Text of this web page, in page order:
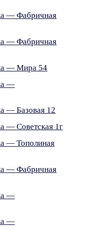
— Фабричная
— Фабричная
— Мира 54
—
— Базовая 12
— Советская 1г
— Тополиная
— Фабричная
—
—